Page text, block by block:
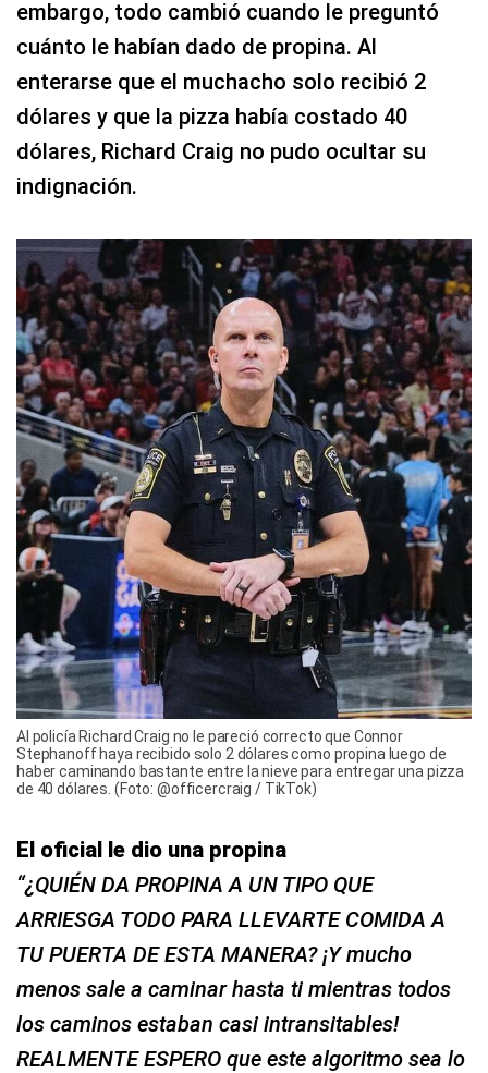
embargo, todo cambió cuando le preguntó
cuánto le habían dado de propina. Al
enterarse que el muchacho solo recibió 2
dólares y que la pizza había costado 40
dólares, Richard Craig no pudo ocultar su
indignación.
Al policía Richard Craig no le pareció correcto que Connor
Stephanoff haya recibido solo 2 dólares como propina luego de
haber caminando bastante entre la nieve para entregar una pizza
de 40 dólares. (Foto: @officercraig / TikTok)
El oficial le dio una propina
“¿QUIÉN DA PROPINA A UN TIPO QUE
ARRIESGA TODO PARA LLEVARTE COMIDA A
TU PUERTA DE ESTA MANERA? ¡Y mucho
menos sale a caminar hasta ti mientras todos
los caminos estaban casi intransitables!
REALMENTE ESPERO que este algoritmo sea lo